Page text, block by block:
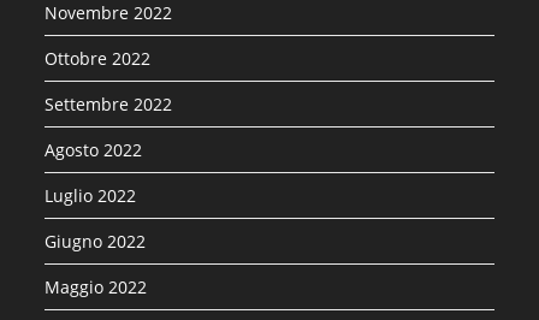
Novembre 2022
Ottobre 2022
Settembre 2022
Agosto 2022
Luglio 2022
Giugno 2022
Maggio 2022